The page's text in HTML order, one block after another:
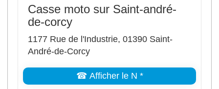
Casse moto sur Saint-andré-
de-corcy
1177 Rue de l'Industrie, 01390 Saint-
André-de-Corcy
☎ Afficher le N *